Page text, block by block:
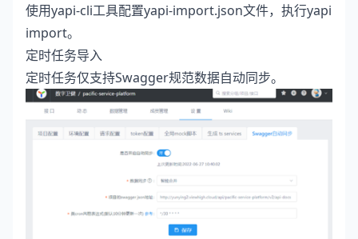
使用yapi-cli工具配置yapi-import.json文件，执行yapi
import。
定时任务导入
定时任务仅支持Swagger规范数据自动同步。